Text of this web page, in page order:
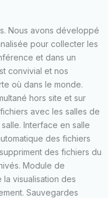
Nous avons développé
pour collecter les
et dans un
convivial et nos
où dans le monde.
hors site et sur
avec les salles de
Interface en salle
des fichiers
des fichiers du
Module de
visualisation des
Sauvegardes